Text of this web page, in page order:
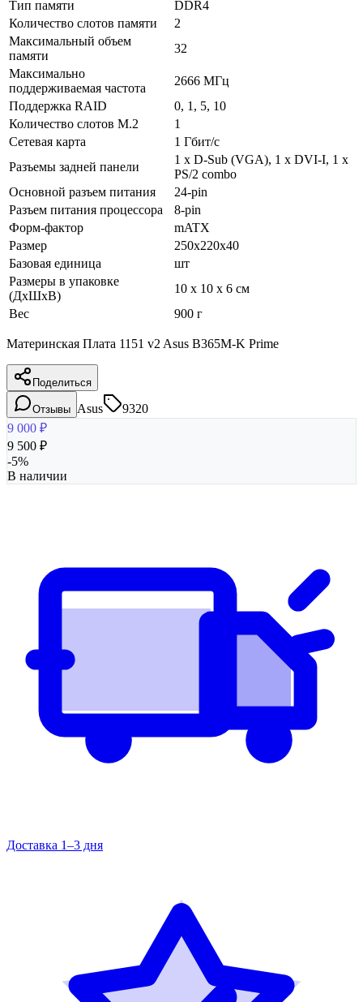
Тип памяти
DDR4
Количество слотов памяти
2
Максимальный объем
памяти
32
Максимально
поддерживаемая частота
2666 МГц
Поддержка RAID
0, 1, 5, 10
Количество слотов M.2
1
Сетевая карта
1 Гбит/с
Разъемы задней панели
1 х D-Sub (VGA), 1 х DVI-I, 1 х
PS/2 combo
Основной разъем питания
24-pin
Разъем питания процессора
8-pin
Форм-фактор
mATX
Размер
250x220x40
Базовая единица
шт
Размеры в упаковке
(ДхШхВ)
10 x 10 x 6 см
Вес
900 г
Материнская Плата 1151 v2 Asus B365M-K Prime
Поделиться
Отзывы Asus
9320
9 000 ₽
9 500 ₽
-5%
В наличии
Доставка 1–3 дня